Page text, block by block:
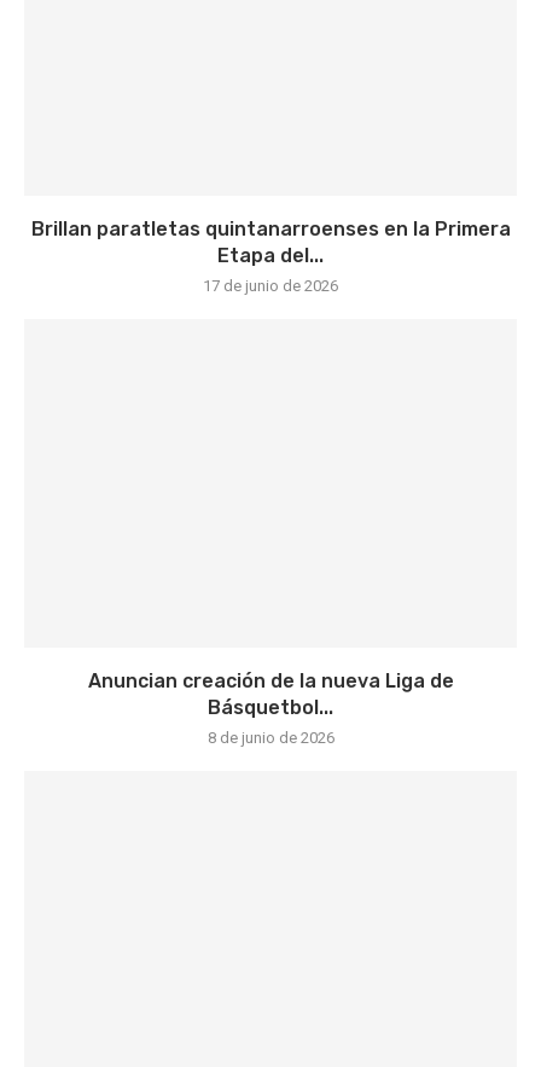
Brillan paratletas quintanarroenses en la Primera
Etapa del...
17 de junio de 2026
Anuncian creación de la nueva Liga de
Básquetbol...
8 de junio de 2026